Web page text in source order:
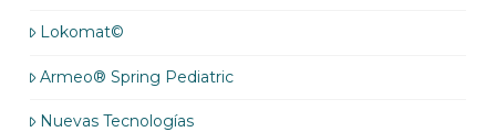
Lokomat©
Armeo® Spring Pediatric
Nuevas Tecnologías